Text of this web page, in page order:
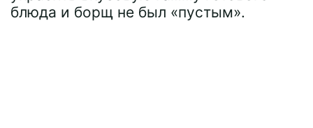
блюда и борщ не был «пустым».